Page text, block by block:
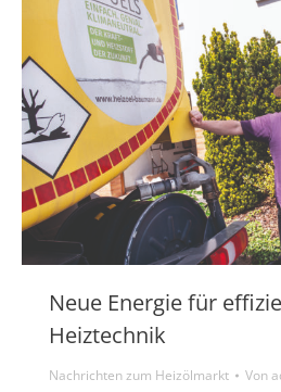
Neue Energie für
Heiztechnik
Nachrichten zum Heizölmarkt Von